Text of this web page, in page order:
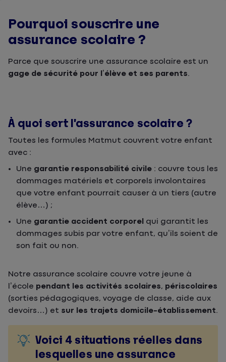
Pourquoi souscrire une
assurance scolaire ?
Parce que souscrire une assurance scolaire est un
gage de sécurité pour l’élève et ses parents.
À quoi sert l’assurance scolaire ?
Toutes les formules Matmut couvrent votre enfant
avec :
Une garantie responsabilité civile : couvre tous les
dommages matériels et corporels involontaires
que votre enfant pourrait causer à un tiers (autre
élève…) ;
Une garantie accident corporel qui garantit les
dommages subis par votre enfant, qu’ils soient de
son fait ou non.
Notre assurance scolaire couvre votre jeune à
l’école pendant les activités scolaires, périscolaires
(sorties pédagogiques, voyage de classe, aide aux
devoirs…) et sur les trajets domicile-établissement.
Voici 4 situations réelles dans
lesquelles une assurance